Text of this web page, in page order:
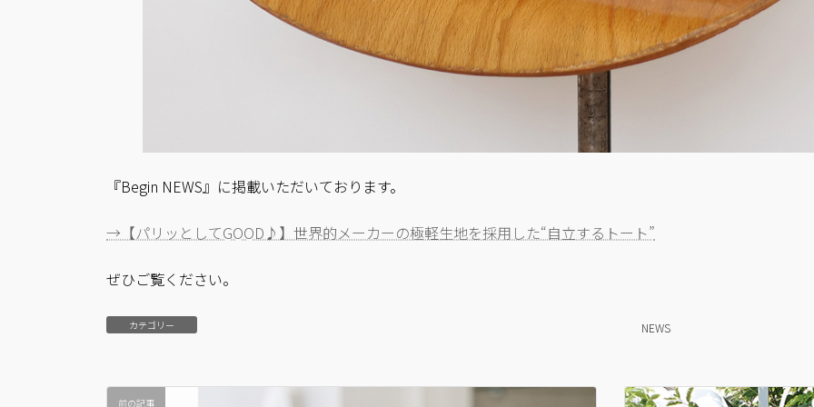
『Begin NEWS』に掲載いただいております。
→【パリッとしてGOOD♪】世界的メーカーの極軽生地を採用した“自立するトート”
ぜひご覧ください。
カテゴリー NEWS
前の記事